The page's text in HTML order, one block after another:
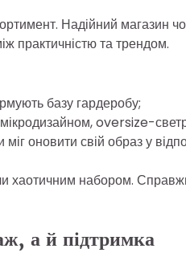
Надійний магазин
практичністю та трендом.
базу гардеробу;
oversize-
оновити свій образ у
набором.
а й підтримка